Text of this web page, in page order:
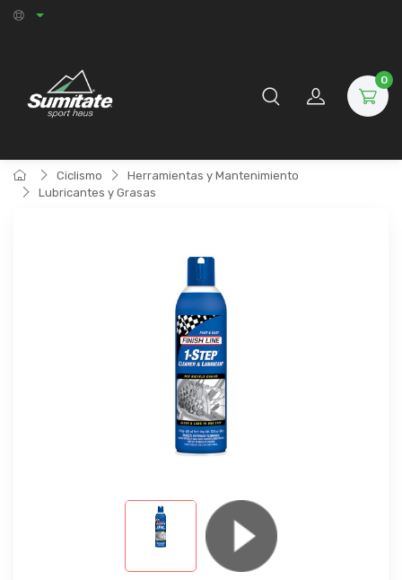
0
Ciclismo
Herramientas y Mantenimiento
Lubricantes y Grasas